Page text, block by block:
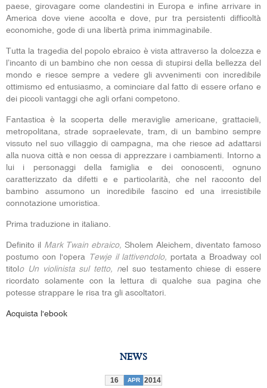
paese, girovagare come clandestini in Europa e infine arrivare in
America dove viene accolta e dove, pur tra persistenti difficoltà
economiche, gode di una libertà prima inimmaginabile.
Tutta la tragedia del popolo ebraico è vista attraverso la dolcezza e
l’incanto di un bambino che non cessa di stupirsi della bellezza del
mondo e riesce sempre a vedere gli avvenimenti con incredibile
ottimismo ed entusiasmo, a cominciare dal fatto di essere orfano e
dei piccoli vantaggi che agli orfani competono.
Fantastica è la scoperta delle meraviglie americane, grattacieli,
metropolitana, strade sopraelevate, tram, di un bambino sempre
vissuto nel suo villaggio di campagna, ma che riesce ad adattarsi
alla nuova città e non cessa di apprezzare i cambiamenti. Intorno a
lui i personaggi della famiglia e dei conoscenti, ognuno
caratterizzato da difetti e e particolarità, che nel racconto del
bambino assumono un incredibile fascino ed una irresistibile
connotazione umoristica.
Prima traduzione in italiano.
Definito il Mark Twain ebraico, Sholem Aleichem, diventato famoso
postumo con l'opera Tewje il lattivendolo,portata a Broadway col
titolo Un violinista sul tetto, nel suo testamento chiese di essere
ricordato solamente con la lettura di qualche sua pagina che
potesse strappare le risa tra gli ascoltatori.
Acquista l'ebook
NEWS
16 APR 2014